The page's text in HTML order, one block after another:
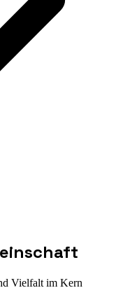
Vielfalt im Kern